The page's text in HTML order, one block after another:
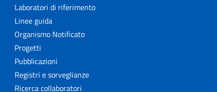
Laboratori di riferimento
Linee guida
Organismo Notificato
Progetti
Pubblicazioni
Registri e sorveglianze
Ricerca collaboratori